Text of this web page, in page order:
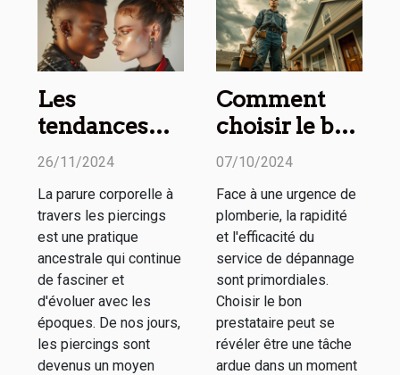
Les
tendances
actuelles des
pour homme
et femme
26/11/2024
La parure corporelle à
travers les piercings
est une pratique
ancestrale qui continue
de fasciner et
d'évoluer avec les
époques. De nos jours,
les piercings sont
devenus un moyen
Comment
choisir le bon
service de
en plomberie
d'urgence
07/10/2024
Face à une urgence de
plomberie, la rapidité
et l'efficacité du
service de dépannage
sont primordiales.
Choisir le bon
prestataire peut se
révéler être une tâche
ardue dans un moment